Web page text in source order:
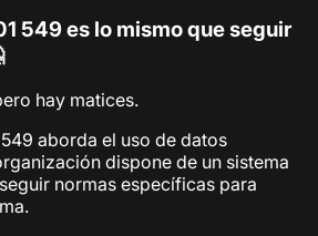
549 es lo mismo que seguir
hay matices.
aborda el uso de datos
dispone de un sistema
normas específicas para